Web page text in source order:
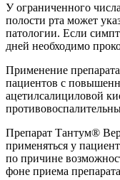
У ограниченного
полости рта может
патологии. Если
дней необходимо
Применение
пациентов с
ацетилсалициловой
Препарат Тантум®
применяться у
по причине
фоне приема